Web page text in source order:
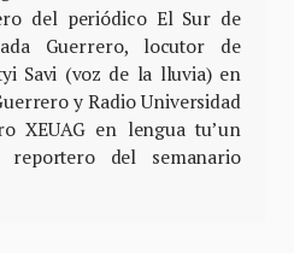
del periódico El Sur de
Guerrero, locutor de
Savi (voz de la lluvia) en
y Radio Universidad
XEUAG en lengua tu’un
reportero del semanario